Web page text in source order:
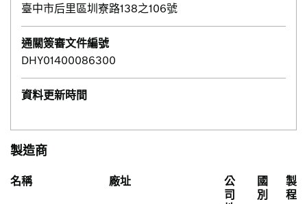
臺中市后里區圳寮路138之106號
通關簽審文件編號
DHY01400086300
資料更新時間
製造商
名稱 廠址
公
司
國
別
製
程